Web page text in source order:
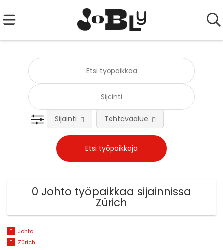
Sijainti Tehtäväalue
0 Johto työpaikkaa sijainnissa
Zürich
Johto
Zürich